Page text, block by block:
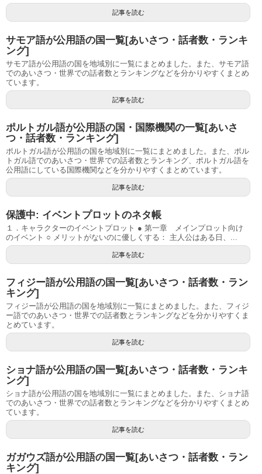
記事を読む
サモア語が公用語の国一覧[あいさつ・話者数・ランキ
ング]
サモア語が公用語の国を地域別に一覧にまとめました。また、サモア語
でのあいさつ・世界での話者数とランキングなどを分かりやすくまとめ
ています。
記事を読む
ポルトガル語が公用語の国・国際機関の一覧[あいさ
つ・話者数・ランキング]
ポルトガル語が公用語の国を地域別に一覧にまとめました。また、ポル
トガル語でのあいさつ・世界での話者数とランキング、ポルトガル語を
公用語にしている国際機関などを分かりやすくまとめています。
記事を読む
保護中: イベントプロットのネタ帳
１．キャラクターのイベントプロット ● 第一章 メインプロット向け
のイベント ○ メリットがないのに優しくする： 主人公はある日、...
記事を読む
フィジー語が公用語の国一覧[あいさつ・話者数・ラン
キング]
フィジー語が公用語の国を地域別に一覧にまとめました。また、フィジ
ー語でのあいさつ・世界での話者数とランキングなどを分かりやすくま
とめています。
記事を読む
ショナ語が公用語の国一覧[あいさつ・話者数・ランキ
ング]
ショナ語が公用語の国を地域別に一覧にまとめました。また、ショナ語
でのあいさつ・世界での話者数とランキングなどを分かりやすくまとめ
ています。
記事を読む
ガガウズ語が公用語の国一覧[あいさつ・話者数・ラン
キング]